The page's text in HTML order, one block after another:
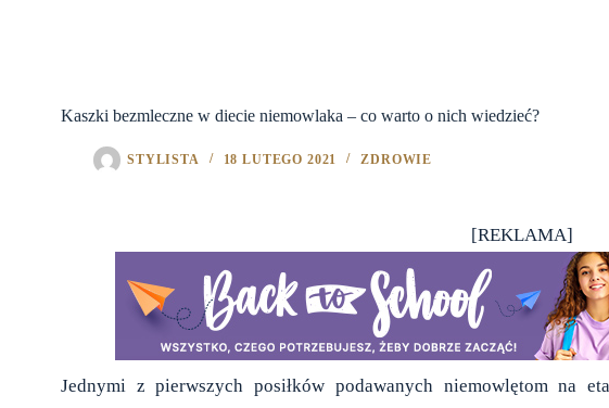
Kaszki bezmleczne w diecie niemowlaka – co warto o nich wiedzieć?
STYLISTA 18 LUTEGO 2021 ZDROWIE
[REKLAMA]
Jednymi z pierwszych posiłków podawanych niemowlętom na